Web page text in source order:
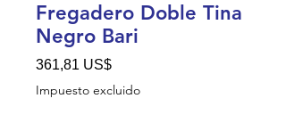
Fregadero Doble Tina
Negro Bari
361,81 US$Precio
Impuesto excluido